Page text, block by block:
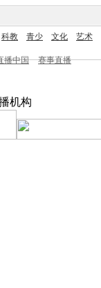
科教 青少 文化 艺术
播中国
赛事直播
机构